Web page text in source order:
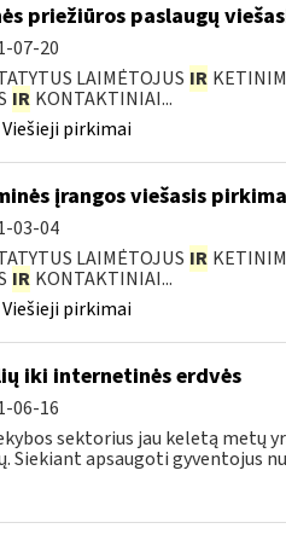
priežiūros paslaugų
07-20
LAIMĖTOJUS IR
IR KONTAKTINIAI...
Viešieji pirkimai
įrangos viešasis
03-04
LAIMĖTOJUS IR
IR KONTAKTINIAI...
Viešieji pirkimai
iki internetinės erdvės
06-16
sektorius jau keletą metų
apsaugoti gyventojus